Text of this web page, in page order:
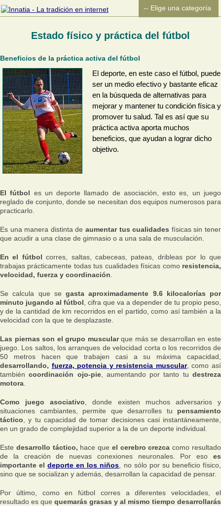
Estado físico y práctica del fútbol
Beneficios de la práctica activa del fútbol
El deporte, en este caso el fútbol, puede
ser un medio efectivo y bastante eficaz
en la búsqueda de alternativas para
mejorar y mantener tu condición física y
promover tu salud. Tal es así que su
práctica activa aporta muchos
beneficios, que ayudan a lograr dicho
objetivo.
El fútbol es un deporte llamado de asociación, esto es, un juego
reglado de conjunto, donde se necesitan dos equipos numerosos para
practicarlo.
Es una manera distinta de aumentar tus cualidades físicas sin tener
que acudir a una clase de gimnasio o a una sala de musculación.
En el fútbolcorres, saltas, cabeceas, pateas, dribleas por lo que
trabajas prácticamente todas tus cualidades físicas como resistencia,
velocidad, fuerza y coordinación
Se calcula que se gasta aproximadamente 9.6 kilocalorías por
minuto jugando al fútbol , cifra que va a depender de tu propio peso,
y de la cantidad de km recorridos en el partido, como así también a la
velocidad con la que te desplazaste.
Las piernas son el grupo muscularque más se desarrollan en este
juego. Los saltos, los arranques de velocidad corta o los recorridos de
50 metros hacen que trabajen casi a su máxima capacidad,
desarrollando, fuerza, potencia y resistencia muscular, como así
tambiéncoordinación ojo-pie, aumentando por tanto tudestreza
motora
Como juego asociativo , donde existen muchos adversarios y
situaciones cambiantes, permite que desarrolles tu pensamiento
táctico , y tu capacidad de tomar decisiones casi instantáneamente,
en un grado de complejidad superior a la de un deporte individual.
Este desarrollo táctico, hace que el cerebro crezcacomo resultado
de la creación de nuevas conexiones neuronales. Por eso es
importante eldeporte en los niños , no sólo por su beneficio físico,
sino que se socializan y además, desarrollan la capacidad de pensar.
Por último, como en fútbol corres a diferentes velocidades, el
resultado es que quemarás grasas y al mismo tiempo desarrollarás